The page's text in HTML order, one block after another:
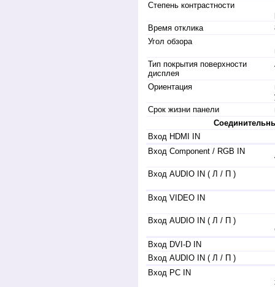
Степень контрастности
Время отклика
Угол обзора
Тип покрытия поверхности
дисплея
Ориентация
Срок жизни панели
Вход HDMI IN
Вход Component / RGB IN
Вход AUDIO IN ( Л / П )
Вход VIDEO IN
Вход AUDIO IN ( Л / П )
Вход DVI-D IN
Вход AUDIO IN ( Л / П )
Вход PC IN